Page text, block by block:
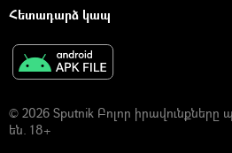
Հետադարձ կապ
© 2026 Sputnik Բոլոր
են. 18+